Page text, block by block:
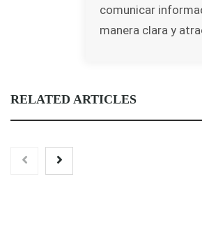
comunicar
manera clara y
RELATED ARTICLES